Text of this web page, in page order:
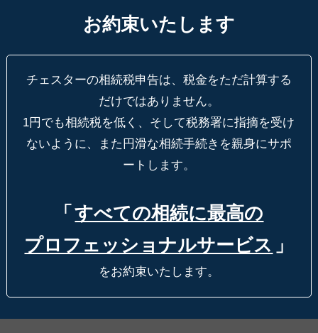
お約束いたします
チェスターの相続税申告は、税金をただ計算する
だけではありません。
1円でも相続税を低く、そして税務署に指摘を受け
ないように、
また円滑な相続手続きを親身にサポ
ートします。
「 すべての相続に最高の
プロフェッショナルサービス 」
をお約束いたします。